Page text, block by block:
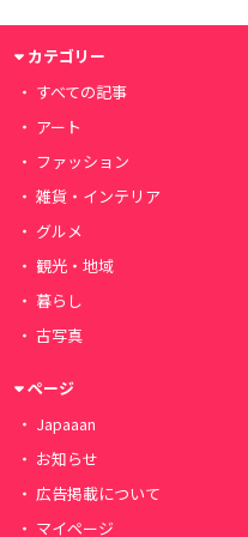
カテゴリー
すべての記事
アート
ファッション
雑貨・インテリア
グルメ
観光・地域
暮らし
古写真
ページ
Japaaan
お知らせ
広告掲載について
マイページ